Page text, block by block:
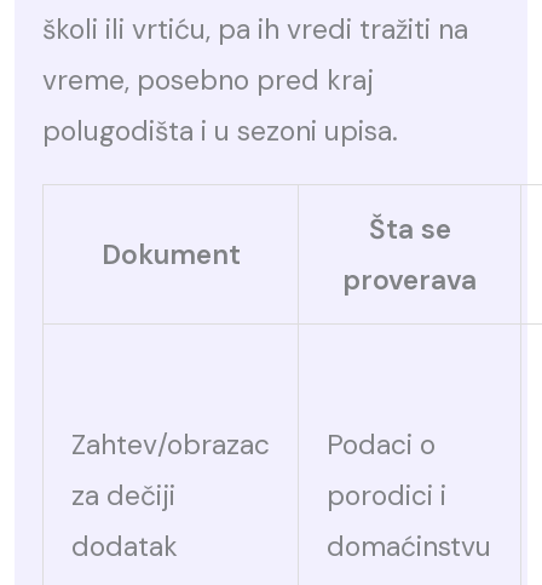
školi ili vrtiću, pa ih vredi tražiti na
vreme, posebno pred kraj
polugodišta i u sezoni upisa.
Dokument
Šta se
proverava
Zahtev/obrazac
za dečiji
dodatak
Podaci o
porodici i
domaćinstvu